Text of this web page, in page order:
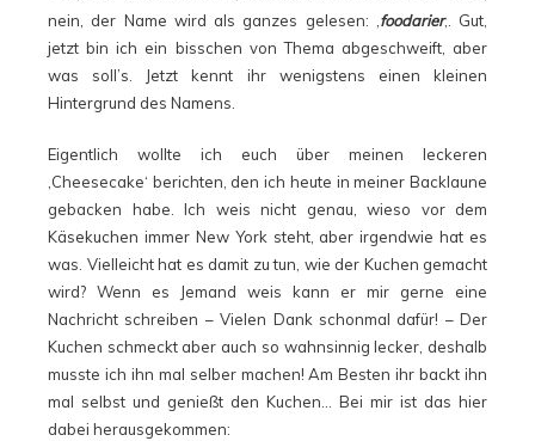
nein, der Name wird als ganzes gelesen: ‚foodarier‚. Gut,
jetzt bin ich ein bisschen von Thema abgeschweift, aber
was soll’s. Jetzt kennt ihr wenigstens einen kleinen
Hintergrund des Namens.
Eigentlich wollte ich euch über meinen leckeren
‚Cheesecake‘ berichten, den ich heute in meiner Backlaune
gebacken habe. Ich weis nicht genau, wieso vor dem
Käsekuchen immer New York steht, aber irgendwie hat es
was. Vielleicht hat es damit zu tun, wie der Kuchen gemacht
wird? Wenn es Jemand weis kann er mir gerne eine
Nachricht schreiben – Vielen Dank schonmal dafür! – Der
Kuchen schmeckt aber auch so wahnsinnig lecker, deshalb
musste ich ihn mal selber machen! Am Besten ihr backt ihn
mal selbst und genießt den Kuchen… Bei mir ist das hier
dabei herausgekommen: